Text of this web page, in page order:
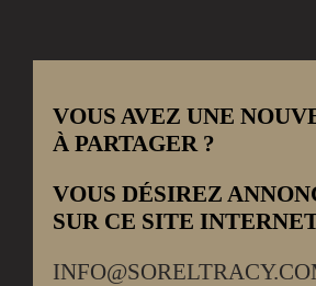
VOUS AVEZ UNE
À PARTAGER ?
VOUS DÉSIREZ
SUR CE SITE